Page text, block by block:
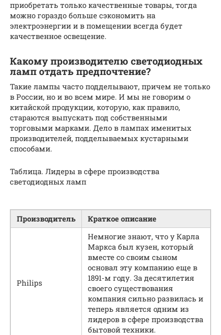
приобретать только качественные товары, тогда
можно гораздо больше сэкономить на
электроэнергии и в помещении всегда будет
качественное освещение.
Какому производителю светодиодных
ламп отдать предпочтение?
Такие лампы часто подделывают, причем не только
в России, но и во всем мире. И мы не говорим о
китайской продукции, которую, как правило,
стараются выпускать под собственными
торговыми марками. Дело в лампах именитых
производителей, подделываемых кустарными
способами.
Таблица. Лидеры в сфере производства
светодиодных ламп
Производитель Краткое описание
Philips
Немногие знают, что у Карла
Маркса был кузен, который
вместе со своим сыном
основал эту компанию еще в
1891-м году. За десятилетия
своего существования
компания сильно развилась и
теперь является одним из
лидеров в сфере производства
бытовой техники.